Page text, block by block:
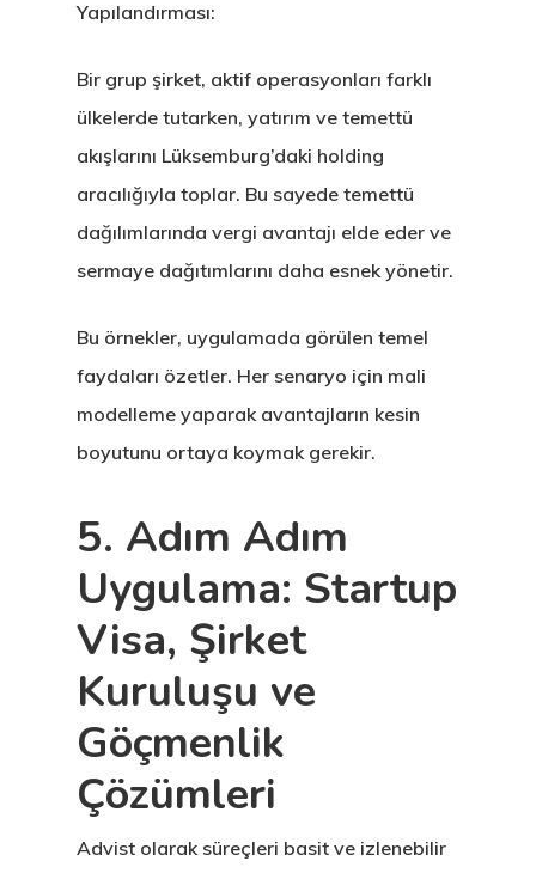
Yapılandırması:
Bir grup şirket, aktif operasyonları farklı
ülkelerde tutarken, yatırım ve temettü
akışlarını Lüksemburg’daki holding
aracılığıyla toplar. Bu sayede temettü
dağılımlarında vergi avantajı elde eder ve
sermaye dağıtımlarını daha esnek yönetir.
Bu örnekler, uygulamada görülen temel
faydaları özetler. Her senaryo için mali
modelleme yaparak avantajların kesin
boyutunu ortaya koymak gerekir.
5. Adım Adım
Uygulama: Startup
Visa, Şirket
Kuruluşu ve
Göçmenlik
Çözümleri
Advist olarak süreçleri basit ve izlenebilir
Residence
– Startup Visa
Programs
Finladiya
Vize Programı
Finlandiya
GDPR
İletişim
& Start-Up
Letonya
Letonya
Yunanistan